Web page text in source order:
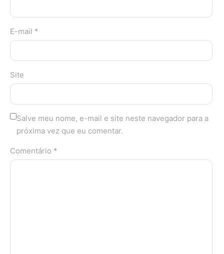
E-mail *
Site
Salve meu nome, e-mail e site neste navegador para a
próxima vez que eu comentar.
Comentário *